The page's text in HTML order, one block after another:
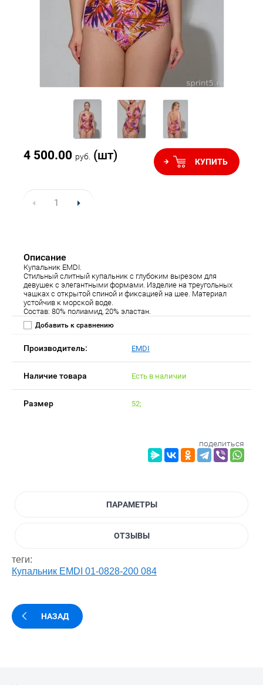
4 500.00 руб. (шт) КУПИТЬ
Описание
Купальник EMDI.
Стильный слитный купальник с глубоким вырезом для
девушек с элегантными формами. Изделие на треугольных
чашках с открытой спиной и фиксацией на шее. Материал
устойчив к морской воде.
Состав: 80% полиамид, 20% эластан.
Добавить к сравнению
Производитель: EMDI
Наличие товара Есть в наличии
Размер 52;
поделиться
ПАРАМЕТРЫ
ОТЗЫВЫ
теги:
Купальник EMDI 01-0828-200 084
НАЗАД